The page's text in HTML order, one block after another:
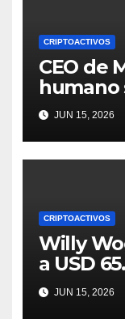
CRIPTOACTIVOS
CEO de
humano
valioso a
IA
JUN 15, 2026
CRIPTOACTIVOS
Willy
a USD
posible
JUN 15, 2026